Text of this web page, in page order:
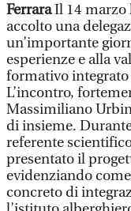
FerraraIl 14 marzo
accolto una
un’importante
esperienze e alla
formativo
L’incontro,
Massimiliano
di insieme.
referente
presentato il
evidenziando
concreto di